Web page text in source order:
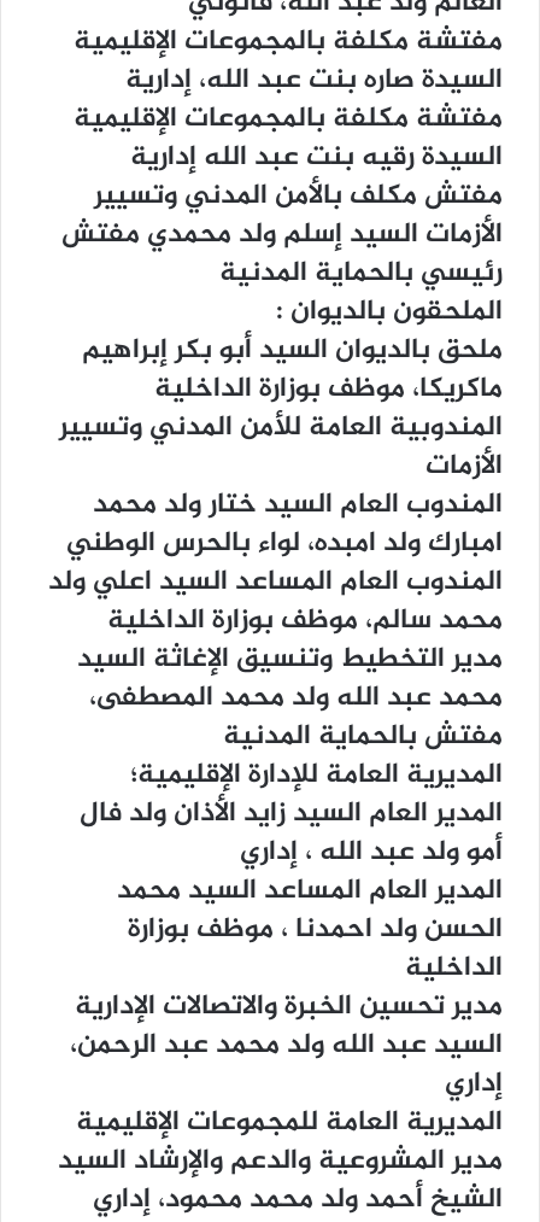
ﻣﻔﺘﺸﺔ ﻣﻜﻠﻔﺔ ﺑﺎﻟﻤﺠﻤﻮﻋﺎﺕ ﺍﻹﻗﻠﻴﻤﻴﺔ
ﺍﻟﺴﻴﺪﺓ ﺻﺎﺭﻩ ﺑﻨﺖ ﻋﺒﺪ ﺍﻟﻠﻪ، ﺇﺩﺍﺭﻳﺔ
ﻣﻔﺘﺸﺔ ﻣﻜﻠﻔﺔ ﺑﺎﻟﻤﺠﻤﻮﻋﺎﺕ ﺍﻹﻗﻠﻴﻤﻴﺔ
ﺍﻟﺴﻴﺪﺓ ﺭﻗﻴﻪ ﺑﻨﺖ ﻋﺒﺪ ﺍﻟﻠﻪ ﺇﺩﺍﺭﻳﺔ
ﻣﻔﺘﺶ ﻣﻜﻠﻒ ﺑﺎﻷﻣﻦ ﺍﻟﻤﺪﻧﻲ ﻭﺗﺴﻴﻴﺮ
ﺍﻷﺯﻣﺎﺕ ﺍﻟﺴﻴﺪ ﺇﺳﻠﻢ ﻭﻟﺪ ﻣﺤﻤﺪﻱ ﻣﻔﺘﺶ
ﺭﺋﻴﺴﻲ ﺑﺎﻟﺤﻤﺎﻳﺔ ﺍﻟﻤﺪﻧﻴﺔ
ﺍﻟﻤﻠﺤﻘﻮﻥ ﺑﺎﻟﺪﻳﻮﺍﻥ :
ﻣﻠﺤﻖ ﺑﺎﻟﺪﻳﻮﺍﻥ ﺍﻟﺴﻴﺪ ﺃﺑﻮ ﺑﻜﺮ ﺇﺑﺮﺍﻫﻴﻢ
ﻣﺎﻛﺮﻳﻜﺎ، ﻣﻮﻇﻒ ﺑﻮﺯﺍﺭﺓ ﺍﻟﺪﺍﺧﻠﻴﺔ
ﺍﻟﻤﻨﺪﻭﺑﻴﺔ ﺍﻟﻌﺎﻣﺔ ﻟﻸﻣﻦ ﺍﻟﻤﺪﻧﻲ ﻭﺗﺴﻴﻴﺮ
ﺍﻷﺯﻣﺎﺕ
ﺍﻟﻤﻨﺪﻭﺏ ﺍﻟﻌﺎﻡ ﺍﻟﺴﻴﺪ ﺧﺘﺎﺭ ﻭﻟﺪ ﻣﺤﻤﺪ
ﺍﻣﺒﺎﺭﻙ ﻭﻟﺪ ﺍﻣﺒﺪﻩ، ﻟﻮﺍﺀ ﺑﺎﻟﺤﺮﺱ ﺍﻟﻮﻃﻨﻲ
ﺍﻟﻤﻨﺪﻭﺏ ﺍﻟﻌﺎﻡ ﺍﻟﻤﺴﺎﻋﺪ ﺍﻟﺴﻴﺪ ﺍﻋﻠﻲ ﻭﻟﺪ
ﻣﺤﻤﺪ ﺳﺎﻟﻢ، ﻣﻮﻇﻒ ﺑﻮﺯﺍﺭﺓ ﺍﻟﺪﺍﺧﻠﻴﺔ
ﻣﺪﻳﺮ ﺍﻟﺘﺨﻄﻴﻂ ﻭﺗﻨﺴﻴﻖ ﺍﻹﻏﺎﺛﺔ ﺍﻟﺴﻴﺪ
ﻣﺤﻤﺪ ﻋﺒﺪ ﺍﻟﻠﻪ ﻭﻟﺪ ﻣﺤﻤﺪ ﺍﻟﻤﺼﻄﻔﻰ،
ﻣﻔﺘﺶ ﺑﺎﻟﺤﻤﺎﻳﺔ ﺍﻟﻤﺪﻧﻴﺔ
ﺍﻟﻤﺪﻳﺮﻳﺔ ﺍﻟﻌﺎﻣﺔ ﻟﻺﺩﺍﺭﺓ ﺍﻹﻗﻠﻴﻤﻴﺔ؛
ﺍﻟﻤﺪﻳﺮ ﺍﻟﻌﺎﻡ ﺍﻟﺴﻴﺪ ﺯﺍﻳﺪ ﺍﻷﺫﺍﻥ ﻭﻟﺪ ﻓﺎﻝ
ﺃﻣﻮ ﻭﻟﺪ ﻋﺒﺪ ﺍﻟﻠﻪ ، ﺇﺩﺍﺭﻱ
ﺍﻟﻤﺪﻳﺮ ﺍﻟﻌﺎﻡ ﺍﻟﻤﺴﺎﻋﺪ ﺍﻟﺴﻴﺪ ﻣﺤﻤﺪ
ﺍﻟﺤﺴﻦ ﻭﻟﺪ ﺍﺣﻤﺪﻧﺎ ، ﻣﻮﻇﻒ ﺑﻮﺯﺍﺭﺓ
ﺍﻟﺪﺍﺧﻠﻴﺔ
ﻣﺪﻳﺮ ﺗﺤﺴﻴﻦ ﺍﻟﺨﺒﺮﺓ ﻭﺍﻻﺗﺼﺎﻻﺕ ﺍﻹﺩﺍﺭﻳﺔ
ﺍﻟﺴﻴﺪ ﻋﺒﺪ ﺍﻟﻠﻪ ﻭﻟﺪ ﻣﺤﻤﺪ ﻋﺒﺪ ﺍﻟﺮﺣﻤﻦ،
ﺇﺩﺍﺭﻱ
ﺍﻟﻤﺪﻳﺮﻳﺔ ﺍﻟﻌﺎﻣﺔ ﻟﻠﻤﺠﻤﻮﻋﺎﺕ ﺍﻹﻗﻠﻴﻤﻴﺔ
ﻣﺪﻳﺮ ﺍﻟﻤﺸﺮﻭﻋﻴﺔ ﻭﺍﻟﺪﻋﻢ ﻭﺍﻹﺭﺷﺎﺩ ﺍﻟﺴﻴﺪ
ﺍﻟﺸﻴﺦ ﺃﺣﻤﺪ ﻭﻟﺪ ﻣﺤﻤﺪ ﻣﺤﻤﻮﺩ، ﺇﺩﺍﺭﻱ